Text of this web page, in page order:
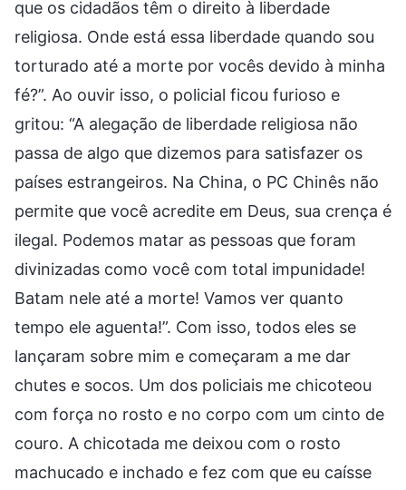
que os cidadãos têm o direito à liberdade
religiosa. Onde está essa liberdade quando sou
torturado até a morte por vocês devido à minha
fé?”. Ao ouvir isso, o policial ficou furioso e
gritou: “A alegação de liberdade religiosa não
passa de algo que dizemos para satisfazer os
países estrangeiros. Na China, o PC Chinês não
permite que você acredite em Deus, sua crença é
ilegal. Podemos matar as pessoas que foram
divinizadas como você com total impunidade!
Batam nele até a morte! Vamos ver quanto
tempo ele aguenta!”. Com isso, todos eles se
lançaram sobre mim e começaram a me dar
chutes e socos. Um dos policiais me chicoteou
com força no rosto e no corpo com um cinto de
couro. A chicotada me deixou com o rosto
machucado e inchado e fez com que eu caísse